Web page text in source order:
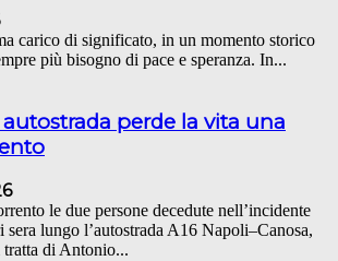
carico di significato, in un momento storico
più bisogno di pace e speranza. In...
autostrada perde la vita una
le due persone decedute nell’incidente
sera lungo l’autostrada A16 Napoli–Canosa,
di Antonio...